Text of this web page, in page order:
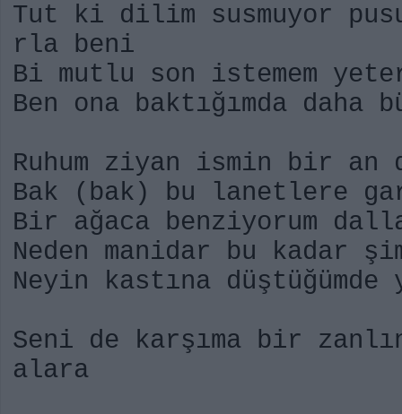
Tut ki dilim susmuyor
rla beni
Bi mutlu son istemem
Ben ona baktığımda daha
Ruhum ziyan ismin bir an
Bak (bak) bu lanetlere
Bir ağaca benziyorum
Neden manidar bu kadar
Neyin kastına
Seni de karşıma bir
alara